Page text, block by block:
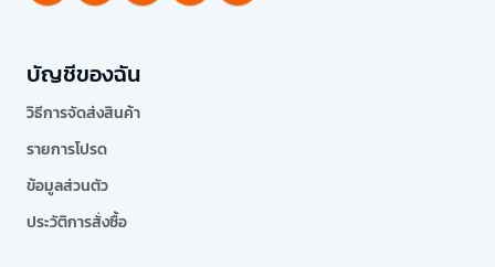
บัญชีของฉัน
วิธีการจัดส่งสินค้า
รายการโปรด
ข้อมูลส่วนตัว
ประวัติการสั่งซื้อ